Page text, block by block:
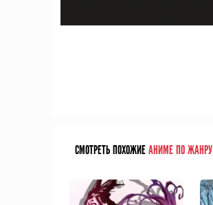
СМОТРЕТЬ ПОХОЖИЕАНИМЕ ПО ЖАНРУ